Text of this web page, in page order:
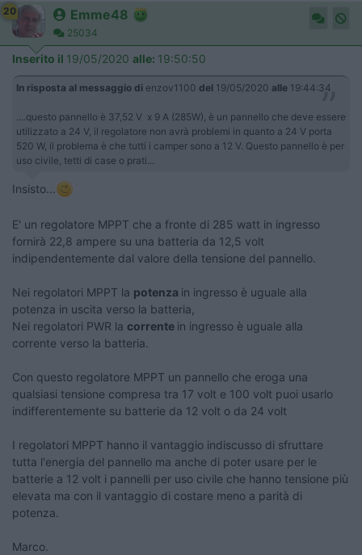
20 Emme48
25034
Inserito il 19/05/2020 alle: 19:50:50
In risposta al messaggio di enzov1100 del 19/05/2020 alle 19:44:34
....questo pannello è 37,52 V x 9 A (285W), è un pannello che deve essere
utilizzato a 24 V, il regolatore non avrà problemi in quanto a 24 V porta
520 W, il problema è che tutti i camper sono a 12 V. Questo pannello è per
uso civile, tetti di case o prati...
Insisto...
E' un regolatore MPPT che a fronte di 285 watt in ingresso
fornirà 22,8 ampere su una batteria da 12,5 volt
indipendentemente dal valore della tensione del pannello.
Nei regolatori MPPT la potenza in ingresso è uguale alla
potenza in uscita verso la batteria,
Nei regolatori PWR la corrente in ingresso è uguale alla
corrente verso la batteria.
Con questo regolatore MPPT un pannello che eroga una
qualsiasi tensione compresa tra 17 volt e 100 volt puoi usarlo
indifferentemente su batterie da 12 volt o da 24 volt
I regolatori MPPT hanno il vantaggio indiscusso di sfruttare
tutta l'energia del pannello ma anche di poter usare per le
batterie a 12 volt i pannelli per uso civile che hanno tensione più
elevata ma con il vantaggio di costare meno a parità di
potenza.
Marco.